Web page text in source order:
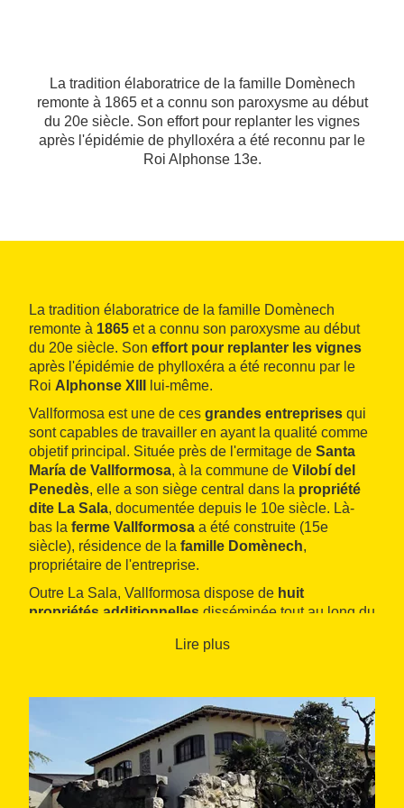
La tradition élaboratrice de la famille Domènech
remonte à 1865 et a connu son paroxysme au début
du 20e siècle. Son effort pour replanter les vignes
après l'épidémie de phylloxéra a été reconnu par le
Roi Alphonse 13e.
La tradition élaboratrice de la famille Domènech
remonte à 1865 et a connu son paroxysme au début
du 20e siècle. Son effort pour replanter les vignes
après l'épidémie de phylloxéra a été reconnu par le
Roi Alphonse XIII
lui-même.
Vallformosa est une de ces grandes entreprises qui
sont capables de travailler en ayant la qualité comme
objetif principal. Située près de l'ermitage de Santa
María de Vallformosa, à la commune de Vilobí del
Penedès, elle a son siège central dans la propriété
dite La Sala, documentée depuis le 10e siècle. Là-
bas la ferme Vallformosa a été construite (15e
siècle), résidence de la famille Domènech,
propriétaire de l'entreprise.
Outre La Sala, Vallformosa dispose de huit
propriétés additionnelles disséminée tout au long du
lui permet de cultiver les variétés de vigne adéquates
représente qu'un tiers des raisins nécessaires pour
six millions de bouteillesde vin et cava qu'ils
élaborent chaque année. Ils achètent le reste à une
centaine de fournisseurs. Actuellement, ils travaillent
avec un large éventail de variétés : muscat de
Frontignan et d'Alejandrie, chardonnay, pinot noir,
Lire plus